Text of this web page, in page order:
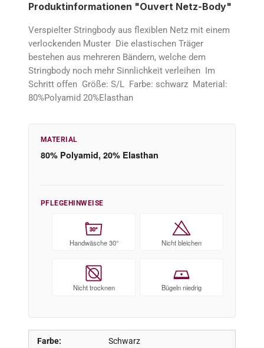
Produktinformationen "Ouvert Netz-Body"
Verspielter Stringbody aus flexiblen Netz mit einem
verlockenden Muster Die elastischen Träger
bestehen aus mehreren Bändern, welche dem
Stringbody noch mehr Sinnlichkeit verleihen Im
Schritt offen Größe: S/L Farbe: schwarz Material:
80%Polyamid 20%Elasthan
Farbe: Schwarz
MATERIAL
80% Polyamid, 20% Elasthan
PFLEGEHINWEISE
30°
Handwäsche 30° Nicht bleichen
Nicht trocknen Bügeln niedrig